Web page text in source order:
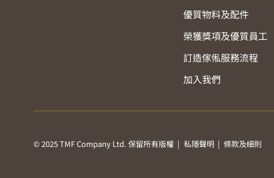
優質物料及配件
榮獲獎項及優質員工
訂造傢俬服務流程
加入我們
© 2025 TMF Company Ltd. 保留所有版權 | 私隱聲明 | 條款及細則